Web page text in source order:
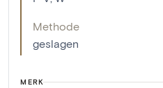
Methode
geslagen
MERK